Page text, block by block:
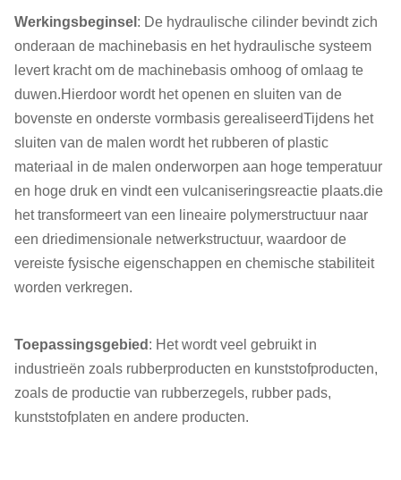
Werkingsbeginsel : De hydraulische cilinder bevindt zich
onderaan de machinebasis en het hydraulische systeem
levert kracht om de machinebasis omhoog of omlaag te
duwen.Hierdoor wordt het openen en sluiten van de
bovenste en onderste vormbasis gerealiseerdTijdens het
sluiten van de malen wordt het rubberen of plastic
materiaal in de malen onderworpen aan hoge temperatuur
en hoge druk en vindt een vulcaniseringsreactie plaats.die
het transformeert van een lineaire polymerstructuur naar
een driedimensionale netwerkstructuur, waardoor de
vereiste fysische eigenschappen en chemische stabiliteit
worden verkregen.
Toepassingsgebied : Het wordt veel gebruikt in
industrieën zoals rubberproducten en kunststofproducten,
zoals de productie van rubberzegels, rubber pads,
kunststofplaten en andere producten.